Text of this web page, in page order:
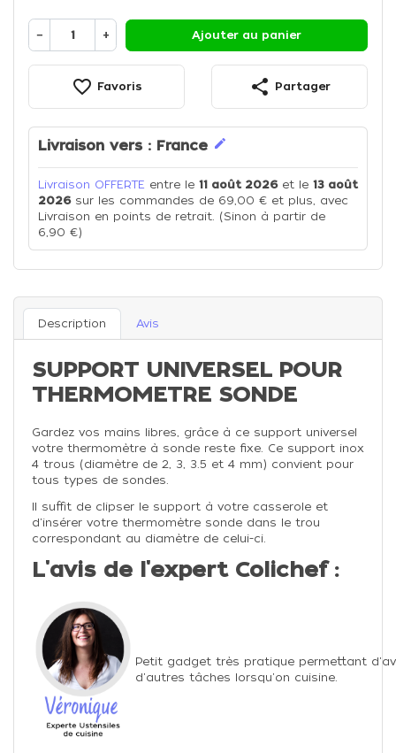
− + Ajouter au panier
favorite_border Favoris share Partager
Livraison vers : France edit
Livraison OFFERTE entre le 11 août 2026et le 13 août
2026sur les commandes de 69,00 € et plus, avec
Livraison en points de retrait. (Sinon à partir de
6,90 €)
Description Avis
SUPPORT UNIVERSEL POUR
THERMOMETRE SONDE
Gardez vos mains libres, grâce à ce support universel
votre thermomètre à sonde reste fixe. Ce support inox
4 trous (diamètre de 2, 3, 3.5 et 4 mm) convient pour
tous types de sondes.
Il suffit de clipser le support à votre casserole et
d'insérer votre thermomètre sonde dans le trou
correspondant au diamètre de celui-ci.
L'avis de l'expert Colichef :
Petit gadget très pratique permettant
d'autres tâches lorsqu'on cuisine.